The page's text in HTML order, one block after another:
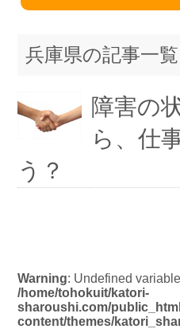
兵庫県の記事一覧
障害の
ら、仕
う？
Warning: Undefined
/home/tohokuit/katori-
sharoushi.com/
content/themes/